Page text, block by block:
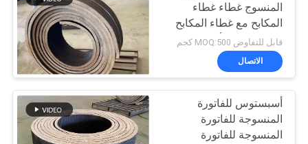
المنسوج غطاء غطاء
المكابح مع غطاء المكابح
من النحاس الأسبستوس
قابل للتفاوض MOQ:500 كجم
الاتصال
أسبستوس للفاتورة
المنسوجة للفاتورة
المنسوجة للفاتورة